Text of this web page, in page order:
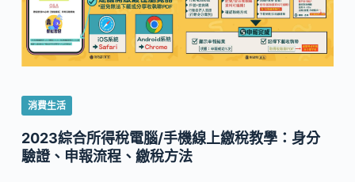
消費生活
2023綜合所得稅電腦/手機線上繳稅教學：身分
驗證、申報流程、繳稅方法